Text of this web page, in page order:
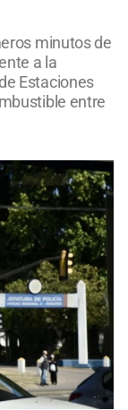
minutos de
a la
Estaciones
entre